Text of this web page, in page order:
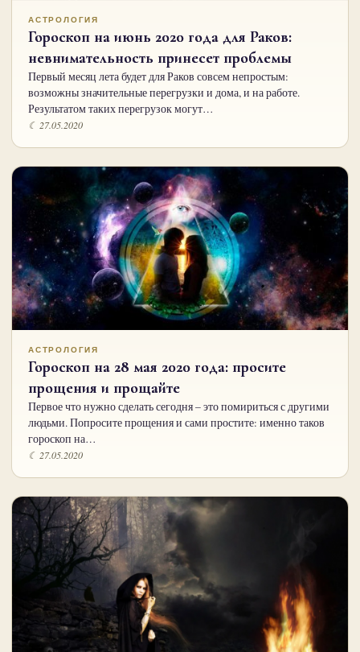
АСТРОЛОГИЯ
Гороскоп на июнь 2020 года для Раков:
невнимательность принесет проблемы
Первый месяц лета будет для Раков совсем непростым:
возможны значительные перегрузки и дома, и на работе.
Результатом таких перегрузок могут…
☾ 27.05.2020
АСТРОЛОГИЯ
Гороскоп на 28 мая 2020 года: просите
прощения и прощайте
Первое что нужно сделать сегодня – это помириться с другими
людьми. Попросите прощения и сами простите: именно таков
гороскоп на…
☾ 27.05.2020